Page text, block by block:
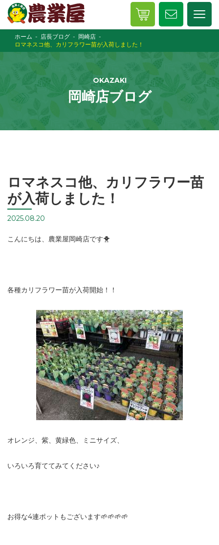
ホーム 店長ブログ
岡崎店
ロマネスコ他、カリフラワー苗が入荷しました！
OKAZAKI
岡崎店ブログ
ロマネスコ他、カリフラワー苗
が入荷しました！
2025.08.20
こんにちは、農業屋岡崎店です🐥
各種カリフラワー苗が入荷開始！！
オレンジ、紫、黄緑色、ミニサイズ、
いろいろ育ててみてください♪
お得な4連ポットもございます🌱🌱🌱🌱